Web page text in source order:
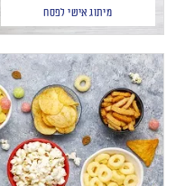
מיתוג אישי לפסח